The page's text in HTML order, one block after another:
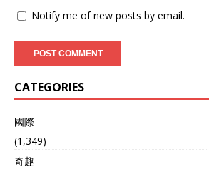
Notify me of new posts by email.
CATEGORIES
國際
(1,349)
奇趣